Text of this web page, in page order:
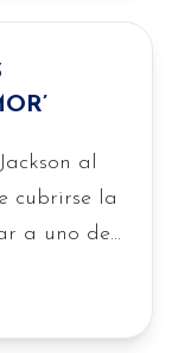
al
cubrirse la
a uno de
con una
de ruedas